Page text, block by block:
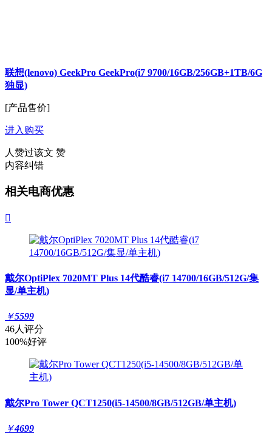
联想(lenovo) GeekPro GeekPro(i7 9700/16GB/256GB+1TB/6G
独显)
[产品售价]
进入购买
人赞过该文 赞
内容纠错
相关电商优惠

戴尔OptiPlex 7020MT Plus 14代酷睿(i7 14700/16GB/512G/集
显/单主机)
￥5599
46人评分
100%好评
戴尔Pro Tower QCT1250(i5-14500/8GB/512GB/单主机)
￥4699